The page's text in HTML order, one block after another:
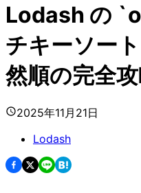
Lodash の
チキーソー
然順の完全
2025年11月21日
Lodash